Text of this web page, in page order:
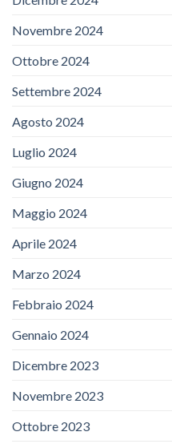
Novembre 2024
Ottobre 2024
Settembre 2024
Agosto 2024
Luglio 2024
Giugno 2024
Maggio 2024
Aprile 2024
Marzo 2024
Febbraio 2024
Gennaio 2024
Dicembre 2023
Novembre 2023
Ottobre 2023